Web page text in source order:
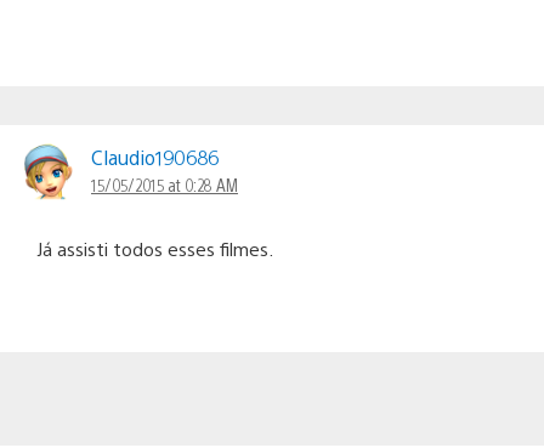
Claudio190686
15/05/2015 at 0:28 AM
Já assisti todos esses filmes.